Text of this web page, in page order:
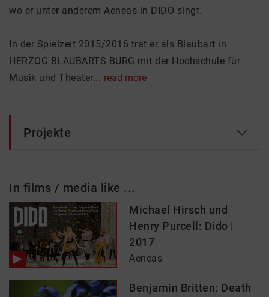
wo er unter anderem Aeneas in DIDO singt.
In der Spielzeit 2015/2016 trat er als Blaubart in
HERZOG BLAUBARTS BURG mit der Hochschule für
Musik und Theater... read more
Projekte
In films / media like ...
Michael Hirsch und
Henry Purcell: Dido |
2017
Aeneas
Benjamin Britten: Death